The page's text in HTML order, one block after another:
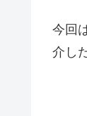
今回
介し